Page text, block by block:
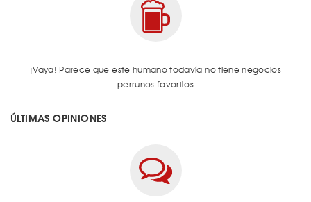
¡Vaya! Parece que este humano todavía no tiene negocios
perrunos favoritos
ÚLTIMAS OPINIONES